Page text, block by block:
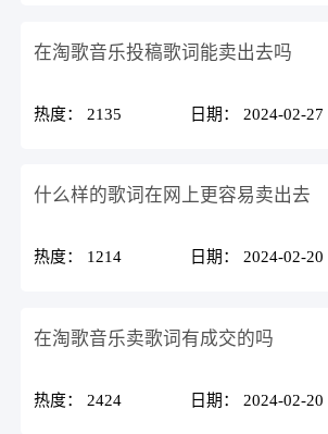
在淘歌音乐投稿歌词能卖出去吗
热度： 2135 日期： 2024-02-27
什么样的歌词在网上更容易卖出去
热度： 1214 日期： 2024-02-20
在淘歌音乐卖歌词有成交的吗
热度： 2424 日期： 2024-02-20